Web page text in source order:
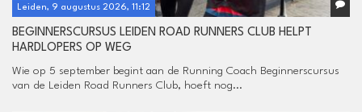
Leiden, 9 augustus 2026, 11:12
BEGINNERSCURSUS LEIDEN ROAD RUNNERS CLUB HELPT
HARDLOPERS OP WEG
Wie op 5 september begint aan de Running Coach Beginnerscursus
van de Leiden Road Runners Club, hoeft nog...